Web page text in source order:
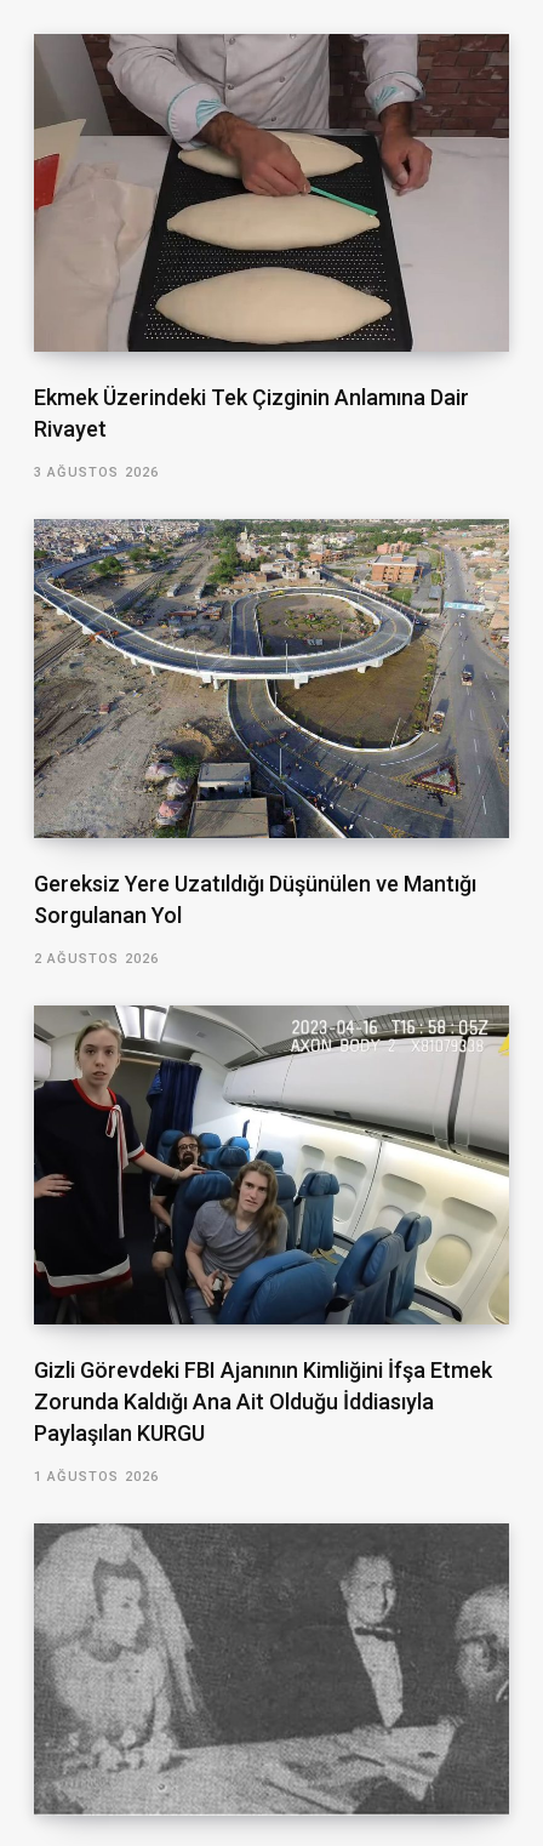
Ekmek Üzerindeki Tek Çizginin Anlamına Dair
Rivayet
3 AĞUSTOS 2026
Gereksiz Yere Uzatıldığı Düşünülen ve Mantığı
Sorgulanan Yol
2 AĞUSTOS 2026
Gizli Görevdeki FBI Ajanının Kimliğini İfşa Etmek
Zorunda Kaldığı Ana Ait Olduğu İddiasıyla
Paylaşılan KURGU
1 AĞUSTOS 2026